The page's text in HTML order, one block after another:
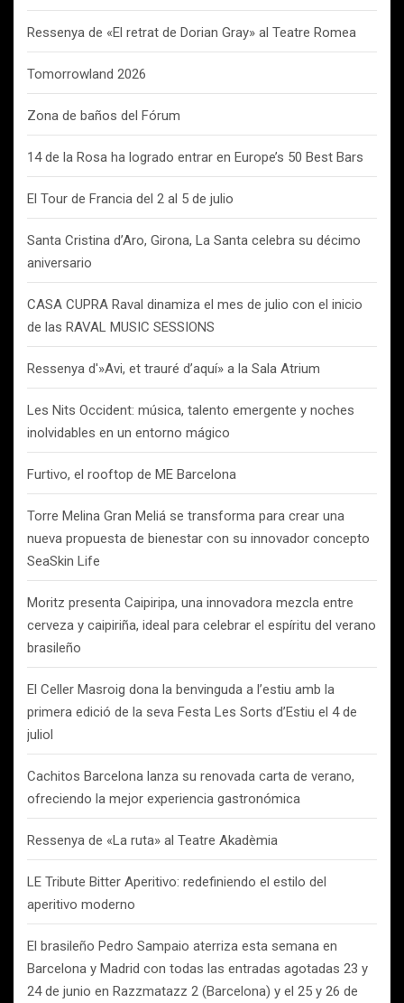
Ressenya de «El retrat de Dorian Gray» al Teatre Romea
Tomorrowland 2026
Zona de baños del Fórum
14 de la Rosa ha logrado entrar en Europe’s 50 Best Bars
El Tour de Francia del 2 al 5 de julio
Santa Cristina d’Aro, Girona, La Santa celebra su décimo
aniversario
CASA CUPRA Raval dinamiza el mes de julio con el inicio
de las RAVAL MUSIC SESSIONS
Ressenya d'»Avi, et trauré d’aquí» a la Sala Atrium
Les Nits Occident: música, talento emergente y noches
inolvidables en un entorno mágico
Furtivo, el rooftop de ME Barcelona
Torre Melina Gran Meliá se transforma para crear una
nueva propuesta de bienestar con su innovador concepto
SeaSkin Life
Moritz presenta Caipiripa, una innovadora mezcla entre
cerveza y caipiriña, ideal para celebrar el espíritu del verano
brasileño
El Celler Masroig dona la benvinguda a l’estiu amb la
primera edició de la seva Festa Les Sorts d’Estiu el 4 de
juliol
Cachitos Barcelona lanza su renovada carta de verano,
ofreciendo la mejor experiencia gastronómica
Ressenya de «La ruta» al Teatre Akadèmia
LE Tribute Bitter Aperitivo: redefiniendo el estilo del
aperitivo moderno
El brasileño Pedro Sampaio aterriza esta semana en
Barcelona y Madrid con todas las entradas agotadas 23 y
24 de junio en Razzmatazz 2 (Barcelona) y el 25 y 26 de